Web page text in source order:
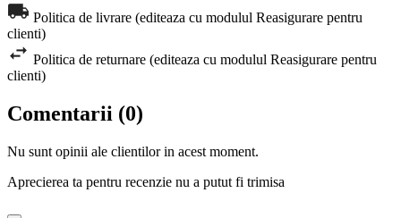
Politica de livrare (editeaza cu modulul Reasigurare pentru
clienti)
Politica de returnare (editeaza cu modulul Reasigurare pentru
clienti)
Comentarii (0)
Nu sunt opinii ale clientilor in acest moment.
Aprecierea ta pentru recenzie nu a putut fi trimisa